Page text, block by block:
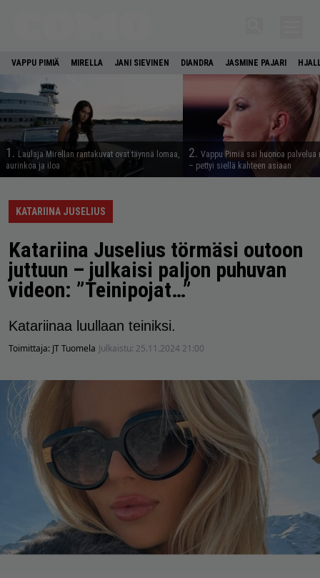
VAPPU PIMIÄ MIRELLA JANI SIEVINEN DIANDRA JASMINE PAJARI
1. Laulaja Mirellan rantakuvat ovat täynnä lomaa,
aurinkoa ja iloa
2. Vappu Pimiä sai huonoa palvelua
– pettyi siellä kahteen asiaan
KATARIINA JUSELIUS
Katariina Juselius törmäsi outoon
juttuun – julkaisi paljon puhuvan
videon: ”Teinipojat…”
Katariinaa luullaan teiniksi.
Toimittaja: JT Tuomela Julkaistu: 25.11.2024 21:00